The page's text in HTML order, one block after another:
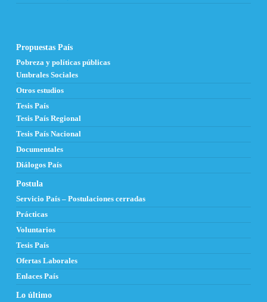
Propuestas País
Pobreza y políticas públicas
Umbrales Sociales
Otros estudios
Tesis País
Tesis País Regional
Tesis País Nacional
Documentales
Diálogos País
Postula
Servicio País – Postulaciones cerradas
Prácticas
Voluntarios
Tesis País
Ofertas Laborales
Enlaces País
Lo último